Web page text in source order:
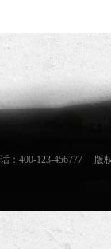
：400-123-456777 版